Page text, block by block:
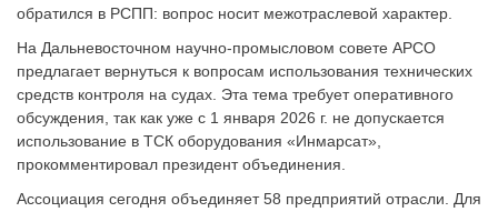
обратился в РСПП: вопрос носит межотраслевой характер.
На Дальневосточном научно-промысловом совете АРСО
предлагает вернуться к вопросам использования технических
средств контроля на судах. Эта тема требует оперативного
обсуждения, так как уже с 1 января 2026 г. не допускается
использование в ТСК оборудования «Инмарсат»,
прокомментировал президент объединения.
Ассоциация сегодня объединяет 58 предприятий отрасли. Для